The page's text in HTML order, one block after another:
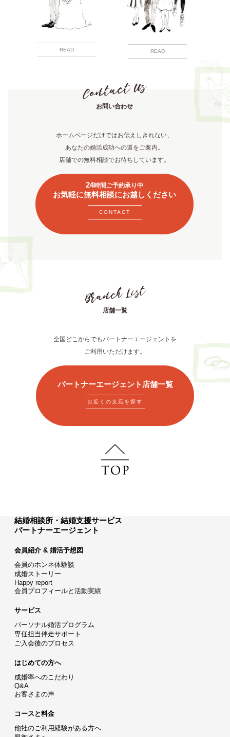
READ READ
お問い合わせ
ホームページだけではお伝えしきれない、
あなたの婚活成功への道をご案内。
店舗での無料相談でお待ちしています。
24時間ご予約承り中
お気軽に無料相談にお越しください
CONTACT
店舗一覧
全国どこからでもパートナーエージェントを
ご利用いただけます。
パートナーエージェント店舗一覧
お近くの支店を探す
結婚相談所・結婚支援サービス
パートナーエージェント
会員紹介 & 婚活予想図
会員のホンネ体験談
成婚ストーリー
Happy report
会員プロフィールと活動実績
サービス
パーソナル婚活プログラム
専任担当伴走サポート
ご入会後のプロセス
はじめての方へ
成婚率へのこだわり
Q&A
お客さまの声
コースと料金
他社のご利用経験がある方へ